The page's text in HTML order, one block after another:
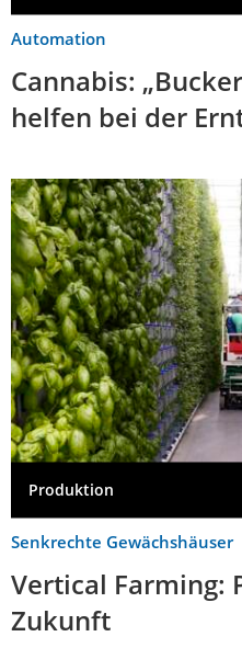
Automation
Cannabis:
helfen bei der
Produktion
Senkrechte Gewächshäuser
Vertical Farming:
Zukunft